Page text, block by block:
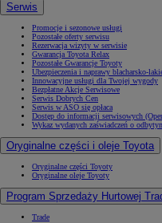
Serwis
Promocje i sezonowe usługi
Pozostałe oferty serwisu
Rezerwacja wizyty w serwisie
Gwarancja Toyota Relax
Pozostałe Gwarancje Toyoty
Ubezpieczenia i naprawy blacharsko-
Innowacyjne usługi dla Twojej wygody
Bezpłatne Akcje Serwisowe
Serwis Dobrych Cen
Serwis w ASO się opłaca
Dostęp do informacji serwisowych
Wykaz wydanych zaświadczeń o
Oryginalne części i oleje Toyota
Oryginalne części Toyoty
Oryginalne oleje Toyoty
Program Sprzedaży Hurtowej
Trade